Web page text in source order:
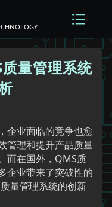
量管理系统
企业面临的竞争也愈
管理和提升产品质量
而在国外，QMS质
企业带来了突破性的
量管理系统的创新